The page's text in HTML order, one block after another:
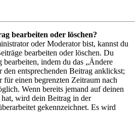
bearbeiten oder löschen?
oder Moderator bist, kannst du
bearbeiten oder löschen. Du
bearbeiten, indem du das „Ändere
entsprechenden Beitrag anklickst;
für einen begrenzten Zeitraum nach
Wenn bereits jemand auf deinen
wird dein Beitrag in der
gekennzeichnet. Es wird